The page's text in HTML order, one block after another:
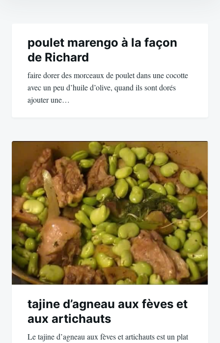
l’article
poulet marengo à la façon
de Richard
faire dorer des morceaux de poulet dans une cocotte
avec un peu d’huile d’olive, quand ils sont dorés
ajouter une…
tajine d’agneau aux fèves et
aux artichauts
Le tajine d’agneau aux fèves et artichauts est un plat